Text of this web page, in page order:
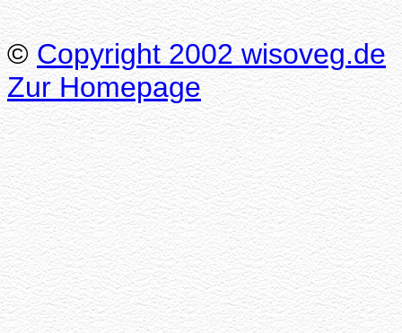
© Copyright 2002 wisoveg.de
Zur Homepage